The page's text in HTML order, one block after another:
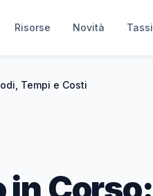
Risorse Novità Tassi
Tempi e Costi